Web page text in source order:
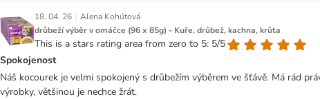
18. 04. 26 | Alena Kohútová
drůbeží výběr v omáčce (96 x 85g) - Kuře, drůbež, kachna, krůta
This is a stars rating area from zero to 5: 5/5
Spokojenost
Náš kocourek je velmi spokojený s drůbežím výběrem ve šťávě. Má rád
výrobky, většinou je nechce žrát.